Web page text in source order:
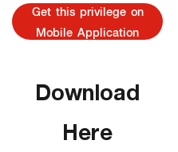
Get this privilege on
Mobile Application
Download
Here